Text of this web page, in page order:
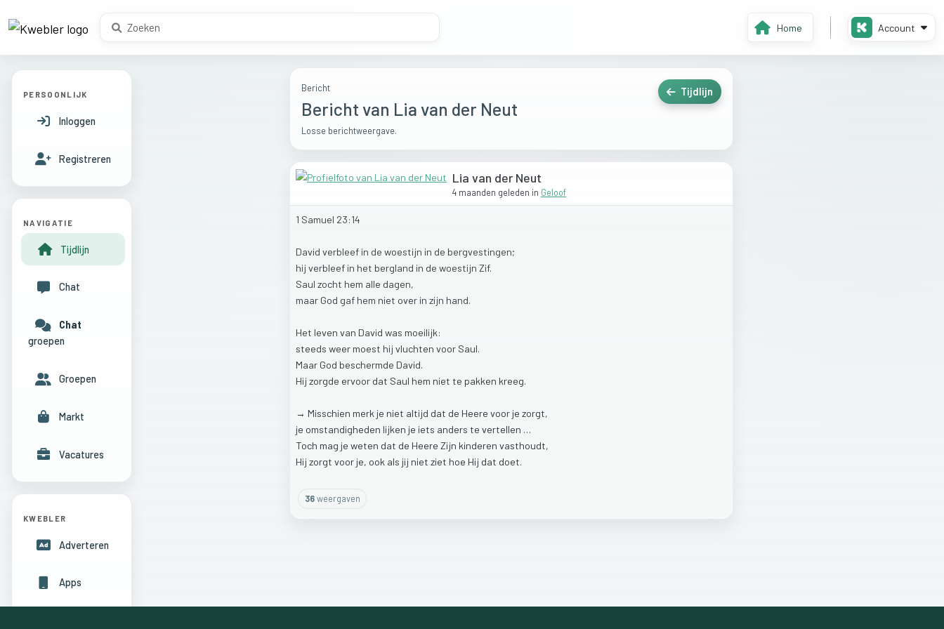
Home Account
Bericht
Bericht van Lia van der Neut
Losse berichtweergave.
Tijdlijn
Lia van der Neut
4 maanden geleden in Geloof
1 Samuel 23:14
David verbleef in de woestijn in de bergvestingen;
hij verbleef in het bergland in de woestijn Zif.
Saul zocht hem alle dagen,
maar God gaf hem niet over in zijn hand.
Het leven van David was moeilijk:
steeds weer moest hij vluchten voor Saul.
Maar God beschermde David.
Hij zorgde ervoor dat Saul hem niet te pakken kreeg.
→ Misschien merk je niet altijd dat de Heere voor je zorgt,
je omstandigheden lijken je iets anders te vertellen …
Toch mag je weten dat de Heere Zijn kinderen vasthoudt,
Hij zorgt voor je, ook als jij niet ziet hoe Hij dat doet.
36weergaven
PERSOONLIJK
Inloggen
Registreren
NAVIGATIE
Tijdlijn
Chat
Chat
groepen
Groepen
Markt
Vacatures
KWEBLER
Adverteren
Apps